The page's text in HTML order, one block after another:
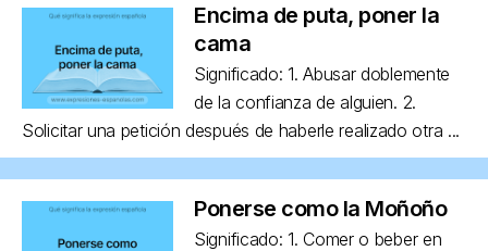
Encima de puta, poner la
cama
Significado: 1. Abusar doblemente
de la confianza de alguien. 2.
Solicitar una petición después de haberle realizado otra ...
Ponerse como la Moñoño
Significado: 1. Comer o beber en